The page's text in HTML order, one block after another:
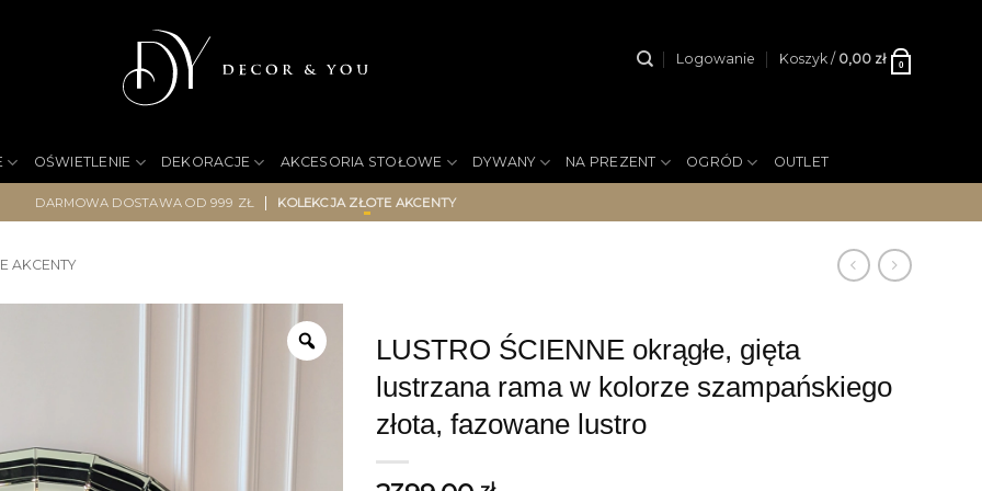
Logowanie Koszyk / 0,00 zł 0
OŚWIETLENIE DEKORACJE AKCESORIA STOŁOWE DYWANY NA PREZENT OGRÓD OUTLET
DARMOWA DOSTAWA OD 999 ZŁ | KOLEKCJA ZŁOTE AKCENTY
AKCENTY
LUSTRO ŚCIENNE okrągłe, gięta
lustrzana rama w kolorze szampańskiego
złota, fazowane lustro